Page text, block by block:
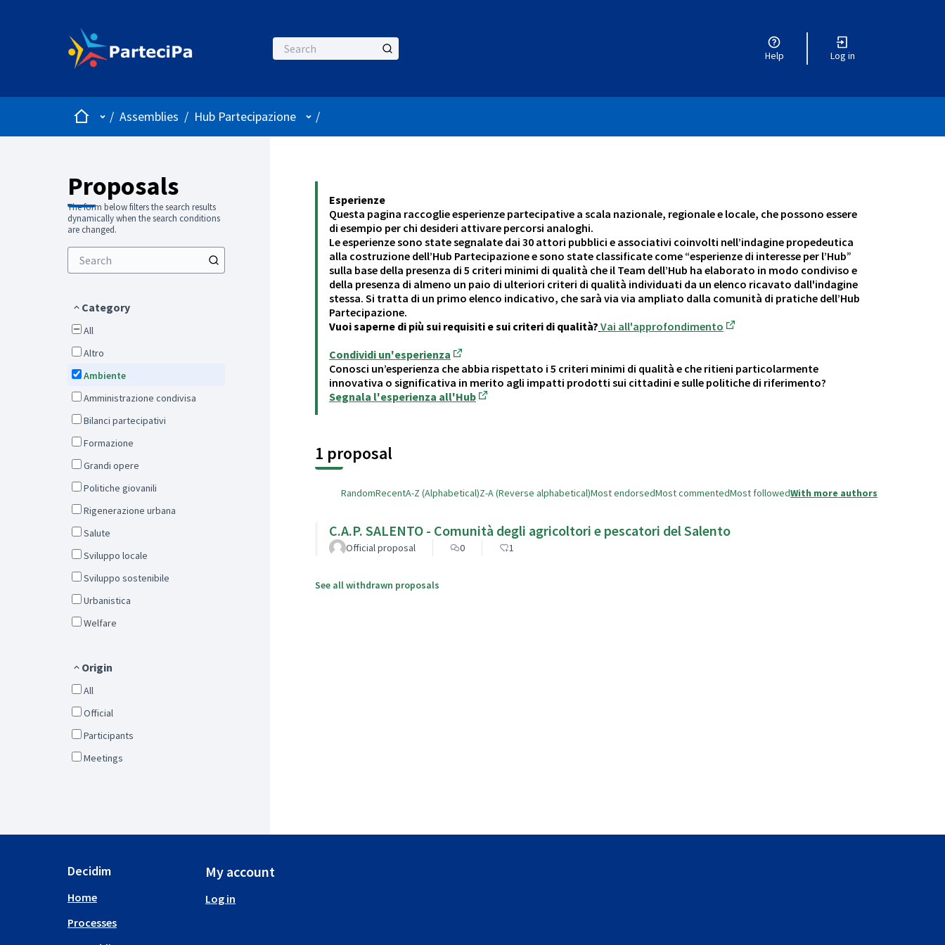
Help Log in
HomeMain menu
/ Assemblies / Hub Partecipazione User menu
/
Proposals
The form below filters the search results
dynamically when the search conditions
are changed.
Category
All
Altro
Ambiente
Amministrazione condivisa
Bilanci partecipativi
Formazione
Grandi opere
Politiche giovanili
Rigenerazione urbana
Salute
Sviluppo locale
Sviluppo sostenibile
Urbanistica
Welfare
Origin
All
Official
Participants
Meetings
Esperienze
Questa pagina raccoglie esperienze partecipative a scala nazionale, regionale e locale, che possono essere
di esempio per chi desideri attivare percorsi analoghi.
Le esperienze sono state segnalate dai 30 attori pubblici e associativi coinvolti nell’indagine propedeutica
alla costruzione dell’Hub Partecipazione e sono state classificate come “esperienze di interesse per l’Hub”
sulla base della presenza di 5 criteri minimi di qualità che il Team dell’Hub ha elaborato in modo condiviso e
della presenza di almeno un paio di ulteriori criteri di qualità individuati da un elenco ricavato dall'indagine
stessa. Si tratta di un primo elenco indicativo, che sarà via via ampliato dalla comunità di pratiche dell’Hub
Partecipazione.
Vuoi saperne di più sui requisiti e sui criteri di qualità? Vai all'approfondimento
Condividi un'esperienza
(Opens in new tab)
Conosci un’esperienza che abbia rispettato i 5 criteri minimi di qualità e che ritieni particolarmente
innovativa o significativa in merito agli impatti prodotti sui cittadini e sulle politiche di riferimento?
Segnala l'esperienza all'Hub
1 proposal
RandomRecentA-Z (Alphabetical)Z-A (Reverse alphabetical)Most endorsedMost commentedMost followedWith more authors
C.A.P. SALENTO - Comunità degli agricoltori e pescatori del Salento
Official proposal 0 1
See all withdrawn proposals
Decidim
Home
Processes
My account
Log in